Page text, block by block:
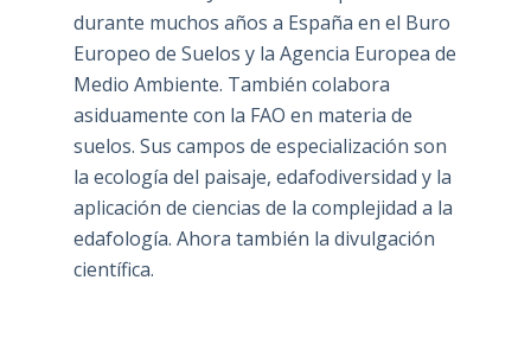
durante muchos años a España en el Buro
Europeo de Suelos y la Agencia Europea de
Medio Ambiente. También colabora
asiduamente con la FAO en materia de
suelos. Sus campos de especialización son
la ecología del paisaje, edafodiversidad y la
aplicación de ciencias de la complejidad a la
edafología. Ahora también la divulgación
científica.